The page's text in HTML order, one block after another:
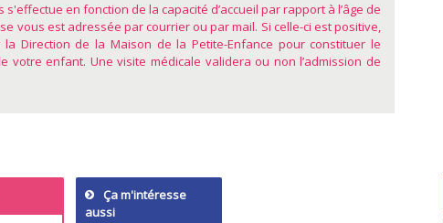
en fonction de la capacité d’accueil par rapport à l’âge de
vous est adressée par courrier ou par mail. Si celle-ci est positive,
Direction de la Maison de la Petite-Enfance pour constituer le
votre enfant. Une visite médicale validera ou non l’admission de
Ça m'intéresse
aussi